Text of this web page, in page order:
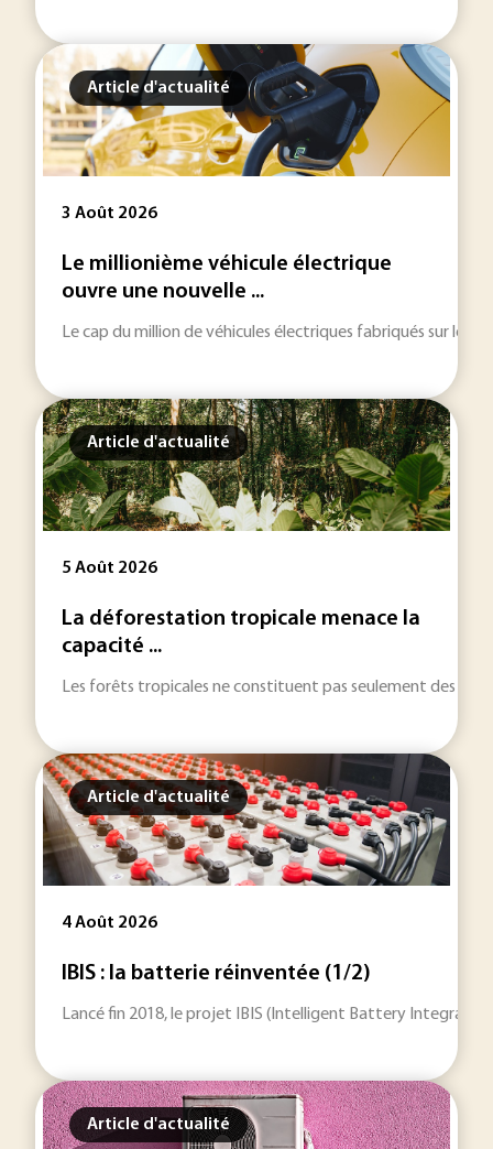
Article d'actualité
3 Août 2026
Le millionième véhicule électrique
ouvre une nouvelle ...
Le cap du million de véhicules électriques fabriqués sur le
Article d'actualité
5 Août 2026
La déforestation tropicale menace la
capacité ...
Les forêts tropicales ne constituent pas seulement des
Article d'actualité
4 Août 2026
IBIS : la batterie réinventée (1/2)
Lancé fin 2018, le projet IBIS (Intelligent Battery
Article d'actualité